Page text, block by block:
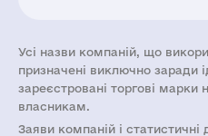
Усі назви компаній, що
призначені виключно заради
зареєстровані торгові марки
власникам.
Заяви компаній i статистичні